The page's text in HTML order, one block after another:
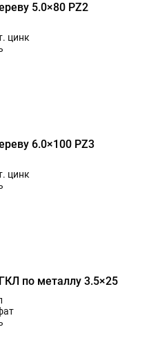
5.0×80 PZ2
цинк
6.0×100 PZ3
цинк
по металлу 3.5×25